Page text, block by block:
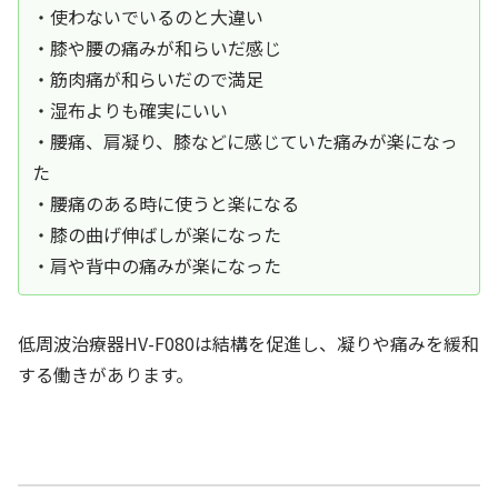
・使わないでいるのと大違い
・膝や腰の痛みが和らいだ感じ
・筋肉痛が和らいだので満足
・湿布よりも確実にいい
・腰痛、肩凝り、膝などに感じていた痛みが楽になっ
た
・腰痛のある時に使うと楽になる
・膝の曲げ伸ばしが楽になった
・肩や背中の痛みが楽になった
低周波治療器HV-F080は結構を促進し、凝りや痛みを緩和
する働きがあります。